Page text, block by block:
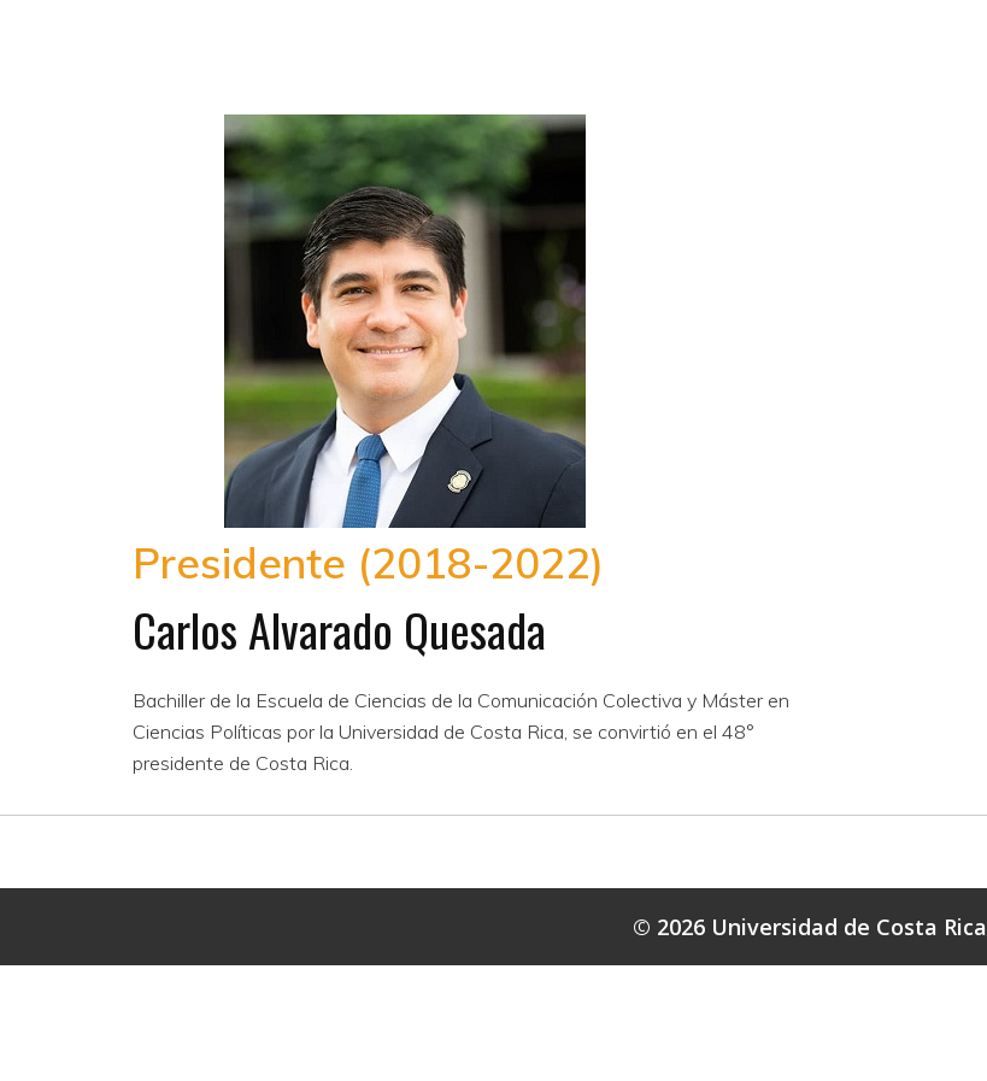
Presidente (2018-2022)
Carlos Alvarado Quesada
Bachiller de la Escuela de Ciencias de la Comunicación Colectiva y Máster en
Ciencias Políticas por la Universidad de Costa Rica, se convirtió en el 48°
presidente de Costa Rica.
© 2026 Universidad de Costa Rica